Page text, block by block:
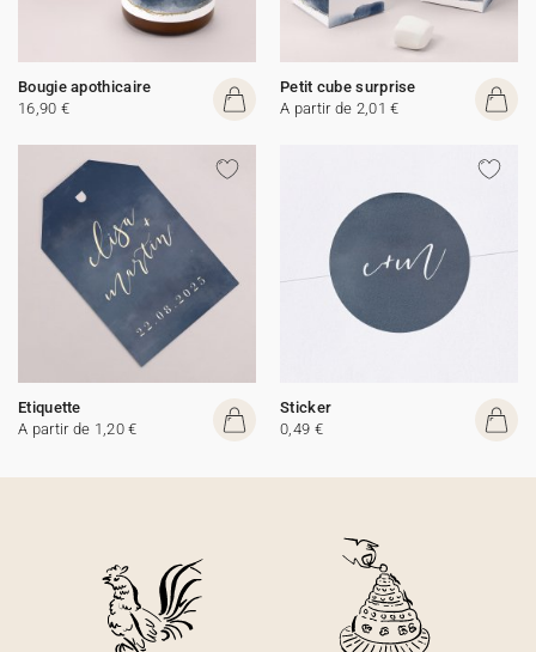
Bougie apothicaire
16,90 €
Petit cube surprise
A partir de 2,01 €
Etiquette
A partir de 1,20 €
Sticker
0,49 €